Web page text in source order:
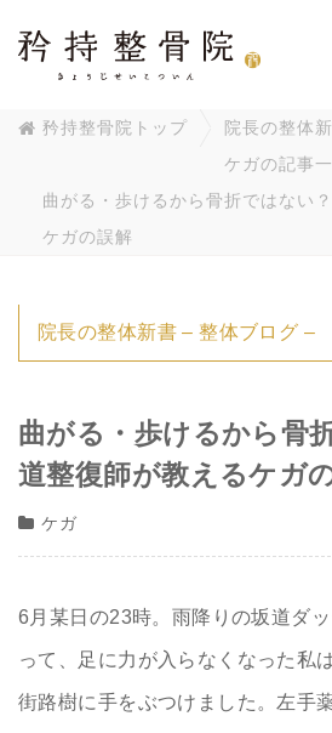
矜持整骨院トップ
院長の整体
ケガの記事
曲がる・歩けるから骨折ではない
ケガの誤解
院長の整体新書 – 整体ブログ –
曲がる・歩けるから骨
道整復師が教えるケガ
ケガ
6月某日の23時。雨降りの坂道ダ
って、足に力が入らなくなった私
街路樹に手をぶつけました。左手